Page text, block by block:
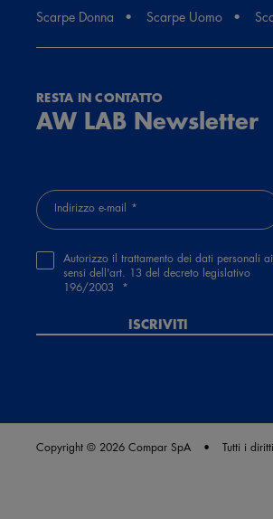
Come sempre soddisfatta dei prodotti
Proprio come le immaginavo, un classico
Scarpe bellissime e comodissime. Taglia
MOSTRA ALTRE RECENSIONI
Scarpe Donna Scarpe Uomo
RESTA IN CONTATTO
AW LAB Newsletter
Indirizzo e-mail
Autorizzo il trattamento dei dati personali ai
sensi dell'art. 13 del decreto legislativo
196/2003
ISCRIVITI
Copyright © 2026 Compar SpA Tutti i